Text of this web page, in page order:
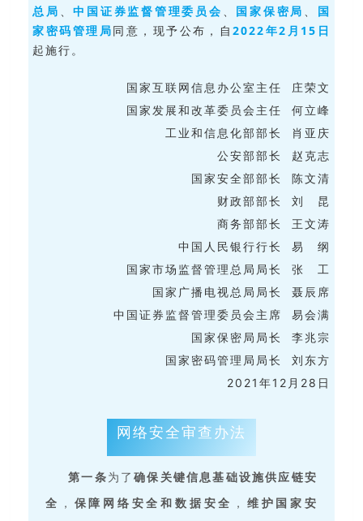
总局
、中国证券监督管理委员会 国家保密局
国
家密码管理局同意，现予公布，自2022年2月15日
起施行。
国家互联网信息办公室主任 庄荣文
国家发展和改革委员会主任 何立峰
工业和信息化部部长 肖亚庆
公安部部长 赵克志
国家安全部部长 陈文清
财政部部长 刘 昆
商务部部长 王文涛
中国人民银行行长 易 纲
国家市场监督管理总局局长 张 工
国家广播电视总局局长 聂辰席
中国证券监督管理委员会主席 易会满
国家保密局局长 李兆宗
国家密码管理局局长 刘东方
2021年12月28日
网络安全审查办法
第一条为了确保关键信息基础设施供应链安
全 ， 保障网络安全和数据安全 ， 维护国家安